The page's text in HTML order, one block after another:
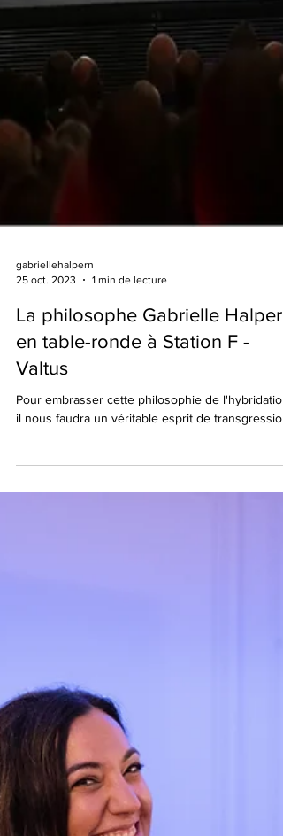
25 oct. 2023
1 min de lecture
La philosophe Gabrielle Halpern
en table-ronde à Station F -
Valtus
Pour embrasser cette philosophie de